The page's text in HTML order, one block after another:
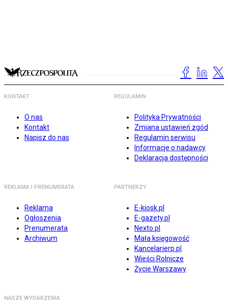
KONTAKT
O nas
Kontakt
Napisz do nas
REGULAMIN
Polityka Prywatności
Zmiana ustawień zgód
Regulamin serwisu
Informacje o nadawcy
Deklaracja dostępności
REKLAMA I PRENUMERATA
Reklama
Ogłoszenia
Prenumerata
Archiwum
PARTNERZY
E-kiosk.pl
E-gazety.pl
Nexto.pl
Mała księgowość
Kancelarierp.pl
Wieści Rolnicze
Życie Warszawy
NASZE WYDARZENIA